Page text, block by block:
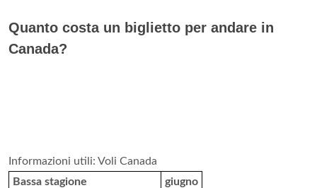
Quanto costa un biglietto per andare in
Canada?
Informazioni utili: Voli Canada
Bassa stagione
giugno